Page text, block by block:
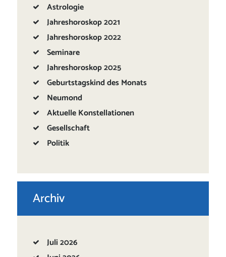
Astrologie
Jahreshoroskop 2021
Jahreshoroskop 2022
Seminare
Jahreshoroskop 2025
Geburtstagskind des Monats
Neumond
Aktuelle Konstellationen
Gesellschaft
Politik
Archiv
Juli2026